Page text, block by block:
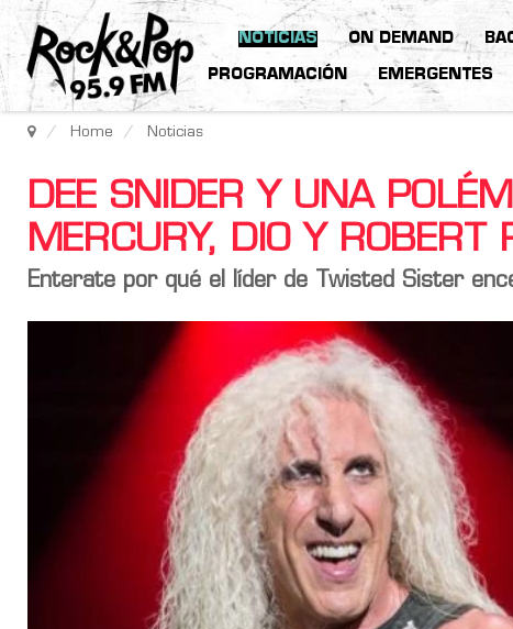
NOTICIAS ON DEMAND
PROGRAMACIÓN EMERGENTES
Home Noticias
DEE SNIDER Y UNA
MERCURY, DIO Y ROBERT
Enterate por qué el líder de Twisted Sister